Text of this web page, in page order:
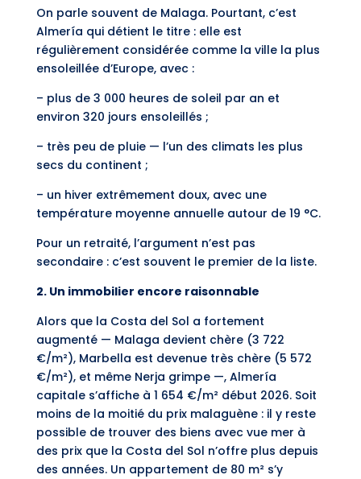
On parle souvent de Malaga. Pourtant, c’est
Almería qui détient le titre : elle est
régulièrement considérée comme la ville la plus
ensoleillée d’Europe, avec :
– plus de 3 000 heures de soleil par an et
environ 320 jours ensoleillés ;
– très peu de pluie — l’un des climats les plus
secs du continent ;
– un hiver extrêmement doux, avec une
température moyenne annuelle autour de 19 °C.
Pour un retraité, l’argument n’est pas
secondaire : c’est souvent le premier de la liste.
2. Un immobilier encore raisonnable
Alors que la Costa del Sol a fortement
augmenté — Malaga devient chère (3 722
€/m²), Marbella est devenue très chère (5 572
€/m²), et même Nerja grimpe —, Almería
capitale s’affiche à 1 654 €/m² début 2026. Soit
moins de la moitié du prix malaguène : il y reste
possible de trouver des biens avec vue mer à
des prix que la Costa del Sol n’offre plus depuis
des années. Un appartement de 80 m² s’y